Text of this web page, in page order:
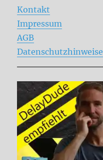
Kontakt
Impressum
AGB
Datenschutzhinweise